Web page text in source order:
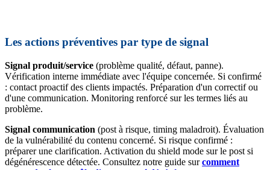
Les actions préventives par type de signal
Signal produit/service (problème qualité, défaut, panne).
Vérification interne immédiate avec l'équipe concernée. Si confirmé
: contact proactif des clients impactés. Préparation d'un correctif ou
d'une communication. Monitoring renforcé sur les termes liés au
problème.
Signal communication (post à risque, timing maladroit). Évaluation
de la vulnérabilité du contenu concerné. Si risque confirmé :
préparer une clarification. Activation du shield mode sur le post si
dégénérescence détectée. Consultez notre guide surcomment